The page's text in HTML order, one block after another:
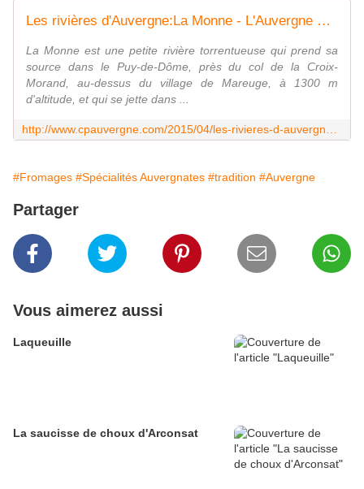
Les rivières d'Auvergne:La Monne - L'Auvergne Vue par Papou Poustache
La Monne est une petite rivière torrentueuse qui prend sa
source dans le Puy-de-Dôme, près du col de la Croix-
Morand, au-dessus du village de Mareuge, à 1300 m
d'altitude, et qui se jette dans ...
http://www.cpauvergne.com/2015/04/les-rivieres-d-auvergne-la-monne.html
#Fromages #Spécialités Auvergnates #tradition #Auvergne
Partager
Vous aimerez aussi
Laqueuille
La saucisse de choux d'Arconsat